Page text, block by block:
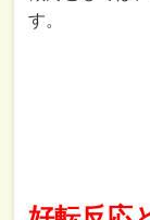
す。